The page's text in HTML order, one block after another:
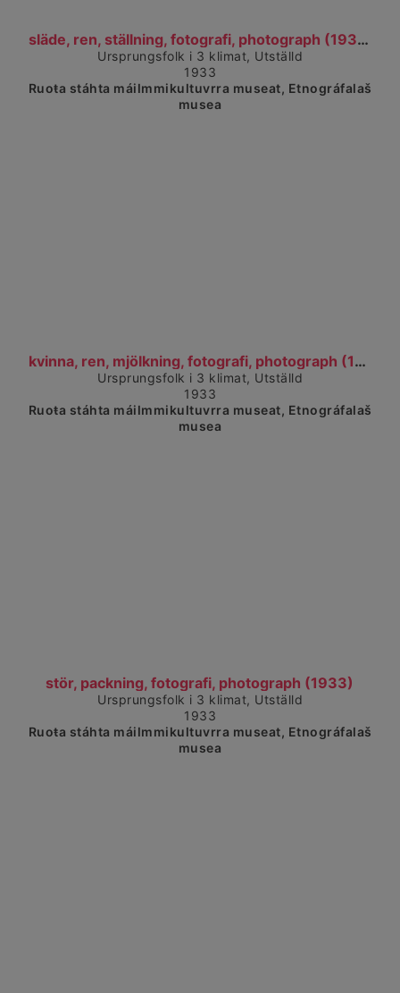
släde, ren, ställning, fotografi, photograph (1933...
Čájet dárkkes dieđuid
Ursprungsfolk i 3 klimat, Utställd
1933
Ruoŧa stáhta máilmmikultuvrra museat, Etnográfalaš
musea
kvinna, ren, mjölkning, fotografi, photograph (193...
Čájet dárkkes dieđuid
Ursprungsfolk i 3 klimat, Utställd
1933
Ruoŧa stáhta máilmmikultuvrra museat, Etnográfalaš
musea
stör, packning, fotografi, photograph (1933)
Čájet dárkkes dieđuid
Ursprungsfolk i 3 klimat, Utställd
1933
Ruoŧa stáhta máilmmikultuvrra museat, Etnográfalaš
musea